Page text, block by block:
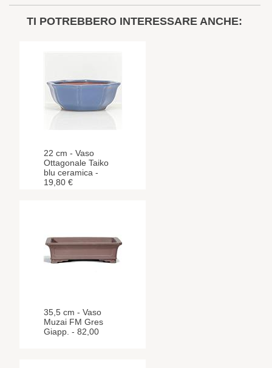
TI POTREBBERO INTERESSARE ANCHE:
22 cm - Vaso
Ottagonale Taiko
blu ceramica -
19,80 €
35,5 cm - Vaso
Muzai FM Gres
Giapp. - 82,00